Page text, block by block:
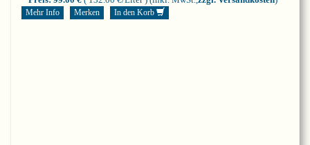
Mehr Info Merken In den Korb